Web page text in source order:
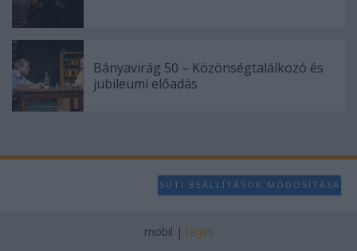
Bányavirág 50 – Közönségtalálkozó és
jubileumi előadás
SÜTI BEÁLLÍTÁSOK MÓDOSÍTÁSA
mobil | teljes